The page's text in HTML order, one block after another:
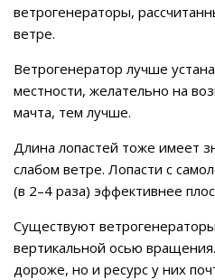
ветрогенераторы,
ветре.
Ветрогенератор лучше
местности, желательно на
мачта, тем лучше.
Длина лопастей тоже имеет
слабом ветре. Лопасти с
(в 2–4 раза) эффективнее
Существуют
вертикальной осью
дороже, но и ресурс у них